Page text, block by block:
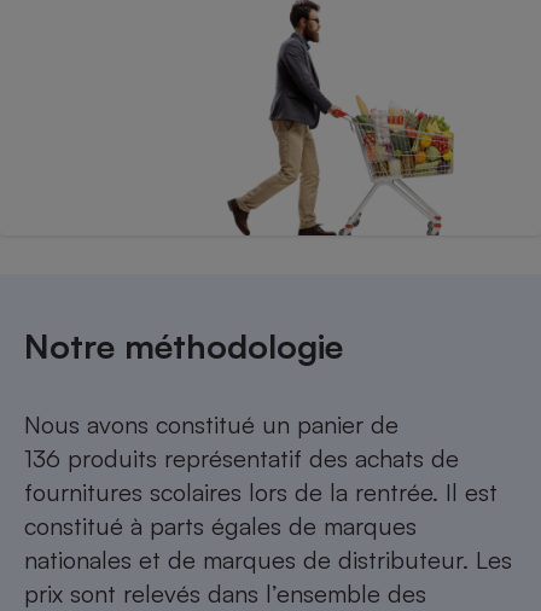
Notre méthodologie
Nous avons constitué un panier de
136 produits représentatif des achats de
fournitures scolaires lors de la rentrée. Il est
constitué à parts égales de marques
nationales et de marques de distributeur. Les
prix sont relevés dans l’ensemble des